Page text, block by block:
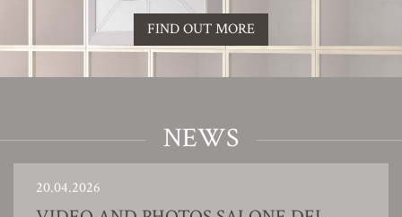
FIND OUT MORE
NEWS
20.04.2026